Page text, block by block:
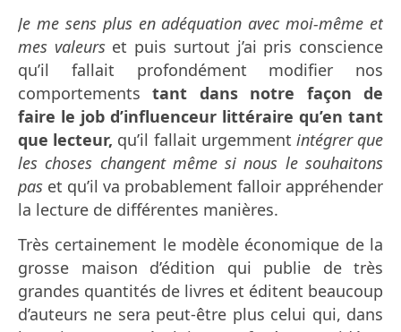
Je me sens plus en adéquation avec moi-même et
mes valeurset puis surtout j’ai pris conscience
qu’il fallait profondément modifier nos
comportementstant dans notre façon de
faire le job d’influenceur littéraire qu’en tant
que lecteur, qu’il fallait urgemment intégrer que
les choses changent même si nous le souhaitons
pas et qu’il va probablement falloir appréhender
la lecture de différentes manières.
Très certainement le modèle économique de la
grosse maison d’édition qui publie de très
grandes quantités de livres et éditent beaucoup
d’auteurs ne sera peut-être plus celui qui, dans